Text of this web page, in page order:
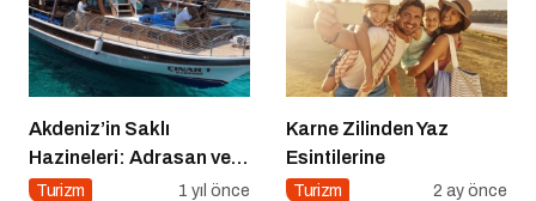
Akdeniz’in Saklı
Hazineleri: Adrasan ve
Çevresi
Turizm 1 yıl önce
Karne Zilinden Yaz
Esintilerine
Turizm 2 ay önce